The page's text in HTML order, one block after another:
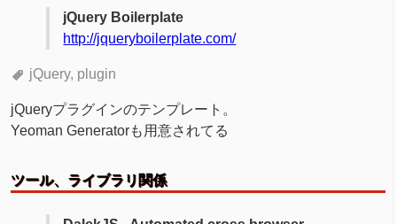
jQuery Boilerplate
http://jqueryboilerplate.com/
jQuery plugin
jQueryプラグインのテンプレート。
Yeoman Generatorも用意されてる
ツール、ライブラリ関係